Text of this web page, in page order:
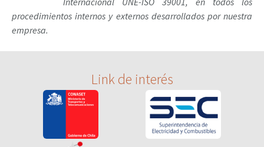
procedimientos internos y externos desarrollados por nuestra
empresa.
Link de interés